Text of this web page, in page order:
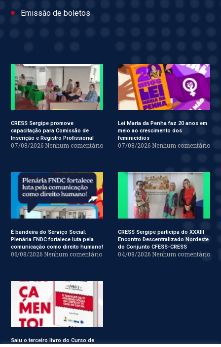
Emissão de boletos
CRESS Sergipe promove
capacitação para Comissão de
Inscrição e Registro Profissional
07/08/2026 Nenhum comentário
Lei Maria da Penha faz 20 anos em
meio ao crescimento dos
feminicídios
07/08/2026 Nenhum comentário
É bandeira do Serviço Social:
Plenária FNDC fortalece luta pela
comunicação como direito humano!
06/08/2026 Nenhum comentário
CRESS Sergipe participa do XXXIII
Encontro Descentralizado Nordeste
do Conjunto CFESS-CRESS
04/08/2026 Nenhum comentário
Saiu o terceiro livro do Curso de